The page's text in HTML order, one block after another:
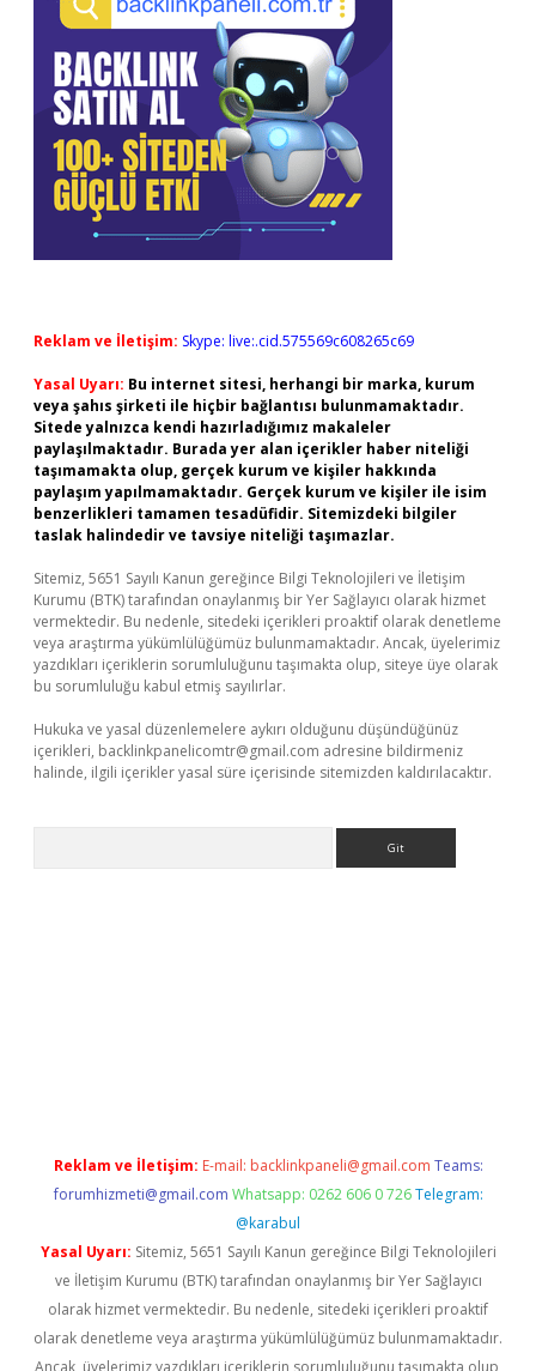
Reklam ve İletişim: Skype: live:.cid.575569c608265c69
Yasal Uyarı: Bu internet sitesi, herhangi bir marka, kurum
veya şahıs şirketi ile hiçbir bağlantısı bulunmamaktadır.
Sitede yalnızca kendi hazırladığımız makaleler
paylaşılmaktadır. Burada yer alan içerikler haber niteliği
taşımamakta olup, gerçek kurum ve kişiler hakkında
paylaşım yapılmamaktadır. Gerçek kurum ve kişiler ile isim
benzerlikleri tamamen tesadüfidir. Sitemizdeki bilgiler
taslak halindedir ve tavsiye niteliği taşımazlar.
Sitemiz, 5651 Sayılı Kanun gereğince Bilgi Teknolojileri ve İletişim
Kurumu (BTK) tarafından onaylanmış bir Yer Sağlayıcı olarak hizmet
vermektedir. Bu nedenle, sitedeki içerikleri proaktif olarak denetleme
veya araştırma yükümlülüğümüz bulunmamaktadır. Ancak, üyelerimiz
yazdıkları içeriklerin sorumluluğunu taşımakta olup, siteye üye olarak
bu sorumluluğu kabul etmiş sayılırlar.
Hukuka ve yasal düzenlemelere aykırı olduğunu düşündüğünüz
içerikleri, backlinkpanelicomtr@gmail.com adresine bildirmeniz
halinde, ilgili içerikler yasal süre içerisinde sitemizden kaldırılacaktır.
Reklam ve İletişim: E-mail: backlinkpaneli@gmail.com Teams:
forumhizmeti@gmail.com Whatsapp: 0262 606 0 726 Telegram:
@karabul
Yasal Uyarı: Sitemiz, 5651 Sayılı Kanun gereğince Bilgi Teknolojileri
ve İletişim Kurumu (BTK) tarafından onaylanmış bir Yer Sağlayıcı
olarak hizmet vermektedir. Bu nedenle, sitedeki içerikleri proaktif
olarak denetleme veya araştırma yükümlülüğümüz bulunmamaktadır.
Ancak, üyelerimiz yazdıkları içeriklerin sorumluluğunu taşımakta olup,